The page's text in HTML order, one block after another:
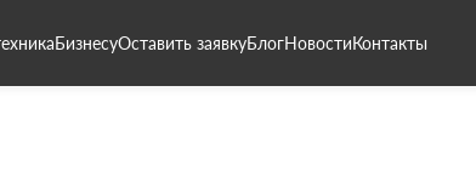
БизнесуОставить заявкуБлогНовостиКонтакты